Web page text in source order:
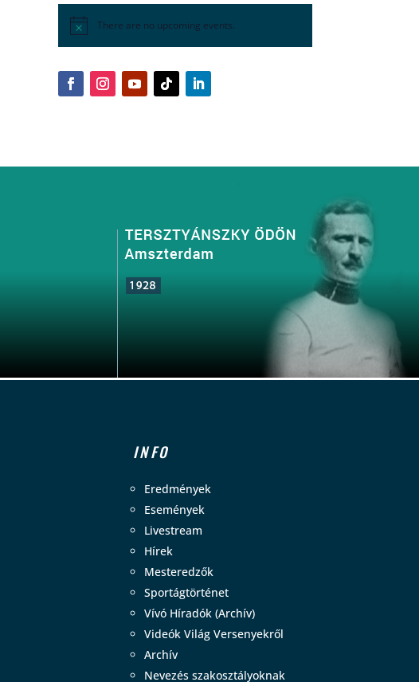
There are no upcoming events.
INFO
Eredmények
Események
Livestream
Hírek
Mesteredzők
Sportágtörténet
Vívó Híradók (Archív)
Videók Világ Versenyekről
Archív
Nevezés szakosztályoknak